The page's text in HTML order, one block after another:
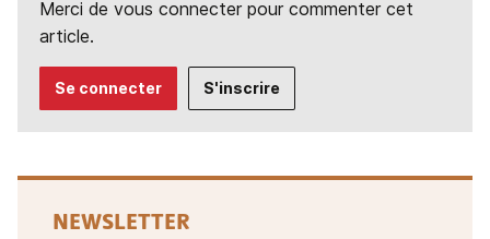
Merci de vous connecter pour commenter cet
article.
Se connecter S'inscrire
NEWSLETTER